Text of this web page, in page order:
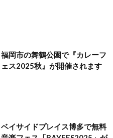
福岡市の舞鶴公園で『カレーフ
ェス2025秋』が開催されます
ベイサイドプレイス博多で無料